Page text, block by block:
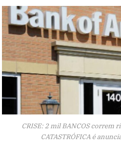
CRISE: 2 mil BANCOS correm
CATASTRÓFICA é